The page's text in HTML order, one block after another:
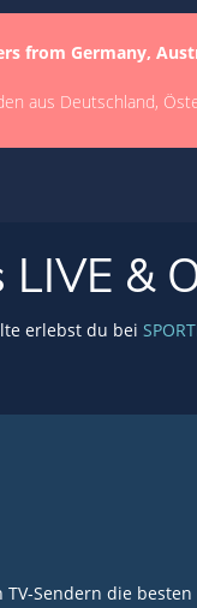
from Germany,
aus Deutschland,
LIVE &
erlebst du bei
TV-Sendern die